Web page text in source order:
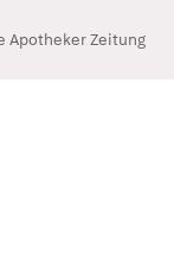
Apotheker Zeitung